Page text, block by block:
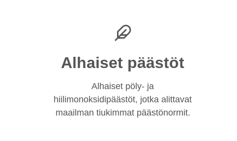
Alhaiset päästöt
Alhaiset pöly- ja
hiilimonoksidipäästöt, jotka alittavat
maailman tiukimmat päästönormit.